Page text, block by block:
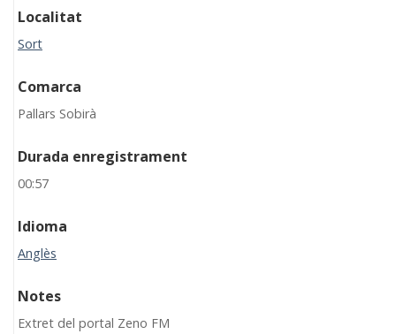
Localitat
Sort
Comarca
Pallars Sobirà
Durada enregistrament
00:57
Idioma
Anglès
Notes
Extret del portal Zeno FM